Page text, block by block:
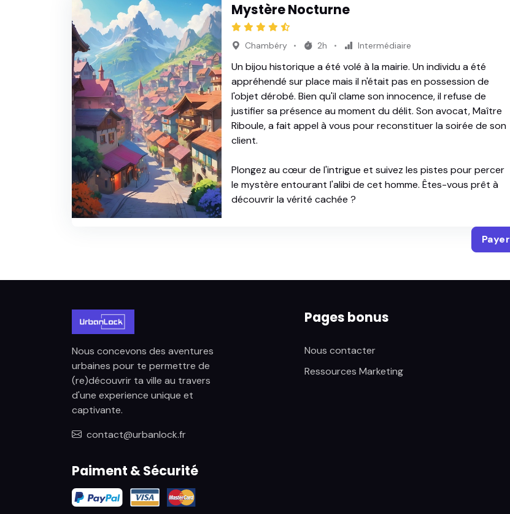
Mystère Nocturne
Chambéry 2h Intermédiaire
Un bijou historique a été volé à la mairie. Un individu a été
appréhendé sur place mais il n'était pas en possession de
l'objet dérobé. Bien qu'il clame son innocence, il refuse de
justifier sa présence au moment du délit. Son avocat, Maître
Riboule, a fait appel à vous pour reconstituer la soirée de son
client.
Plongez au cœur de l'intrigue et suivez les pistes pour percer
le mystère entourant l'alibi de cet homme. Êtes-vous prêt à
découvrir la vérité cachée ?
Payer
Nous concevons des aventures
urbaines pour te permettre de
(re)découvrir ta ville au travers
d'une experience unique et
captivante.
contact@urbanlock.fr
Pages bonus
Nous contacter
Ressources Marketing
Paiment & Sécurité